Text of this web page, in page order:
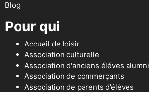
Blog
Pour qui
Accueil de loisir
Association culturelle
Association d'anciens éléves alumni
Association de commerçants
Association de parents d’élèves